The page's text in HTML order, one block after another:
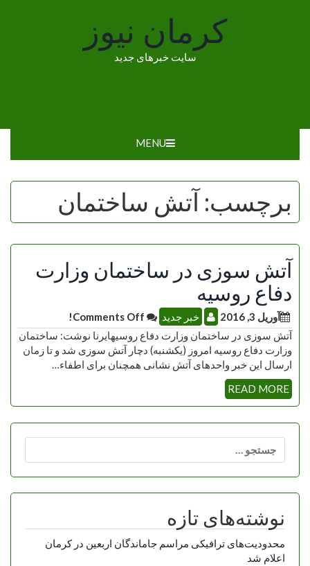
کرمان نیوز
سایت خبرهای جدید
MENU
برچسب: آتش ساختمان
آتش سوزی در ساختمان وزارت
دفاع روسیه
آوریل 3, 2016 خبر جدید
آتش سوزی در ساختمان وزارت دفاع روسیهایرنا نوشت: ساختمان
وزارت دفاع روسیه امروز (یکشنبه) دچار آتش سوزی شد و تا زمان
ارسال این خبر واحدهای آتش نشانی همچنان برای اطفاء…
READ MORE
برای:
نوشته‌های تازه
محدودیت‌های ترافیکی مراسم جاماندگان اربعین در کرمان
اعلام شد